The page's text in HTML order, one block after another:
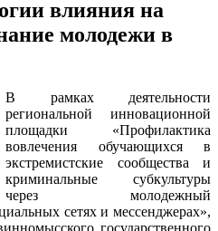
влияния на
молодежи в
В рамках деятельности
региональной инновационной
площадки «Профилактика
вовлечения обучающихся в
экстремистские сообщества и
криминальные субкультуры
через молодежный
сетях и мессенджерах»,
государственного